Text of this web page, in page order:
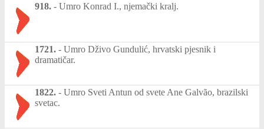
918. - Umro Konrad I., njemački kralj.
1721. - Umro Dživo Gundulić, hrvatski pjesnik i
dramatičar.
1822. - Umro Sveti Antun od svete Ane Galvão, brazilski
svetac.